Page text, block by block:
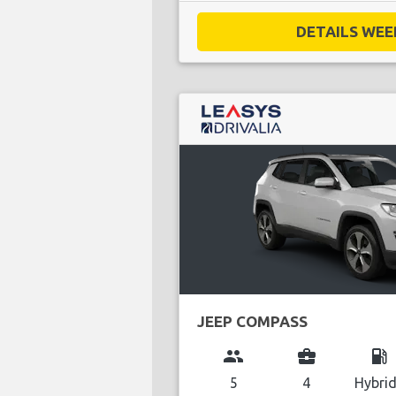
DETAILS
JEEP COMPASS
group
5
business_center
4
local_gas_station